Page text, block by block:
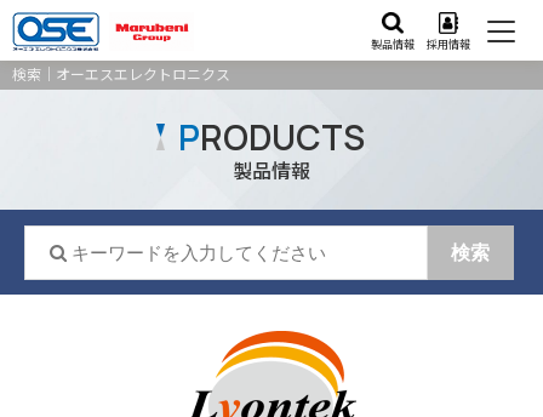
製品情報 採用情報
検索｜オーエスエレクトロニクス
PRODUCTS
製品情報